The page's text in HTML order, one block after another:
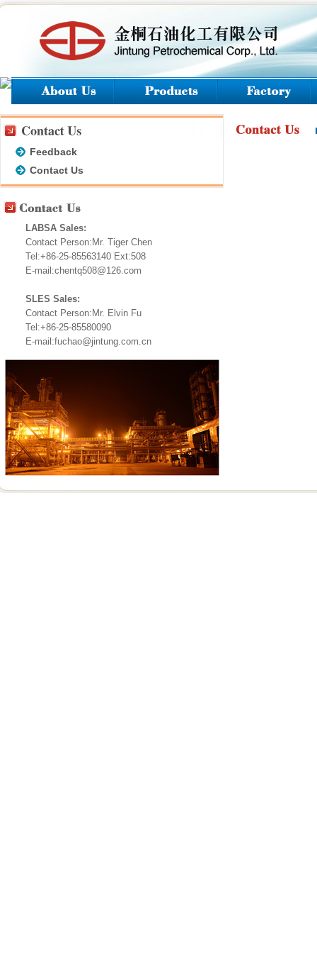
Feedback
Contact Us
LABSA Sales:
Contact Person:Mr. Tiger Chen
Tel:+86-25-85563140 Ext:508
E-mail:chentq508@126.com
SLES Sales:
Contact Person:Mr. Elvin Fu
Tel:+86-25-85580090
E-mail:fuchao@jintung.com.cn